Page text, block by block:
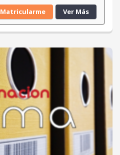
Matricularme Ver Más